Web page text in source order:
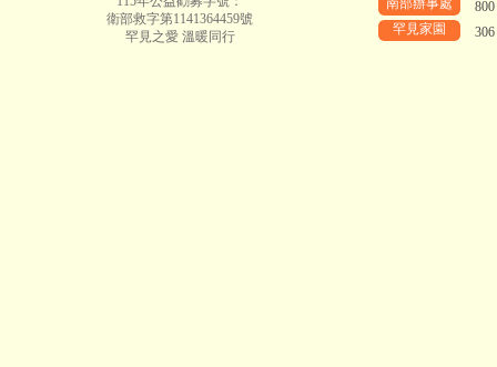
衛部救字第1141364459號
罕見之愛 溫暖同行
南部辦事處
罕見家園